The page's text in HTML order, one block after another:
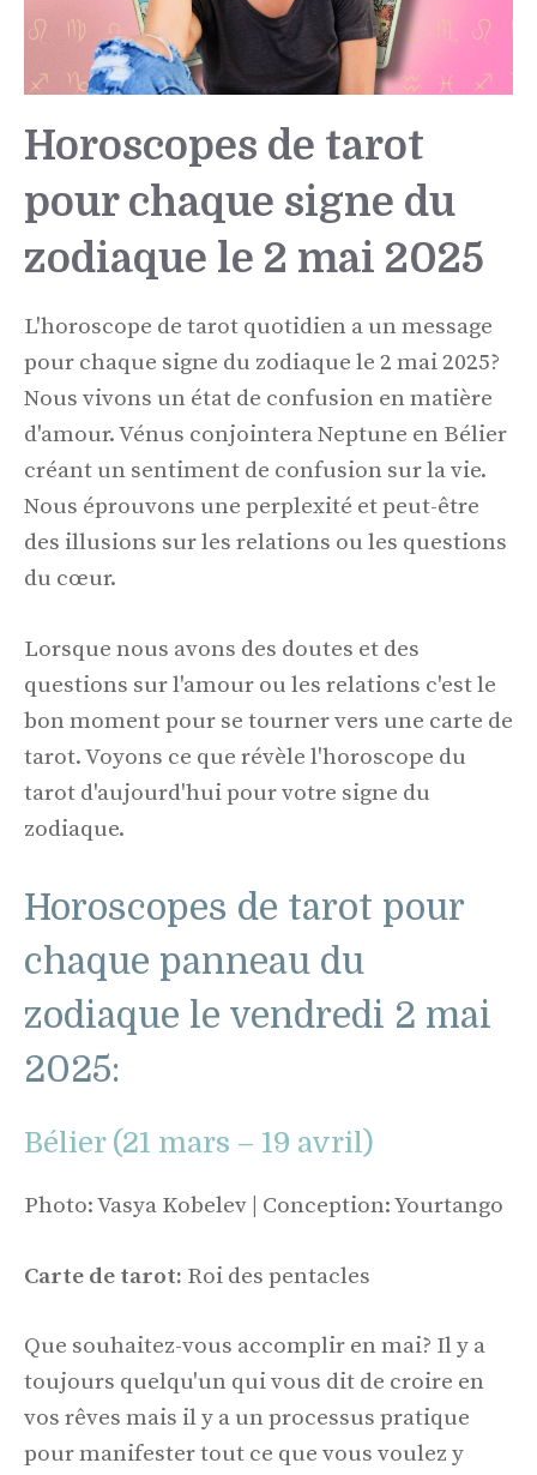
Horoscopes de tarot
pour chaque signe du
zodiaque le 2 mai 2025
L'horoscope de tarot quotidien a un message
pour chaque signe du zodiaque le 2 mai 2025?
Nous vivons un état de confusion en matière
d'amour. Vénus conjointera Neptune en Bélier
créant un sentiment de confusion sur la vie.
Nous éprouvons une perplexité et peut-être
des illusions sur les relations ou les questions
du cœur.
Lorsque nous avons des doutes et des
questions sur l'amour ou les relations c'est le
bon moment pour se tourner vers une carte de
tarot. Voyons ce que révèle l'horoscope du
tarot d'aujourd'hui pour votre signe du
zodiaque.
Horoscopes de tarot pour
chaque panneau du
zodiaque le vendredi 2 mai
2025:
Bélier (21 mars – 19 avril)
Photo: Vasya Kobelev | Conception: Yourtango
Carte de tarot: Roi des pentacles
Que souhaitez-vous accomplir en mai? Il y a
toujours quelqu'un qui vous dit de croire en
vos rêves mais il y a un processus pratique
pour manifester tout ce que vous voulez y